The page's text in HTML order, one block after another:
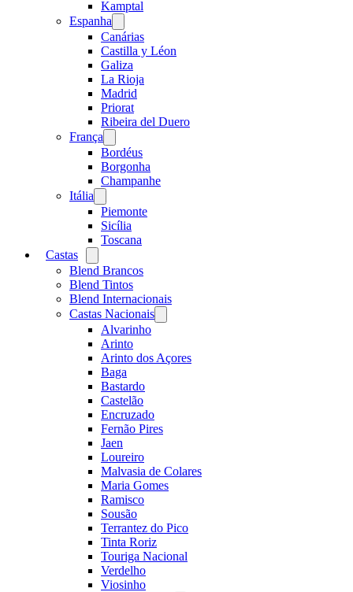
Kamptal
Espanha
menu
Canárias
Castilla y Léon
Galiza
La Rioja
Madrid
Priorat
Ribeira del Duero
França
menu
Bordéus
Borgonha
Champanhe
Itália
menu
Piemonte
Sicília
Toscana
Castas
menu
Blend Brancos
Blend Tintos
Blend Internacionais
Castas Nacionais
menu
Alvarinho
Arinto
Arinto dos Açores
Baga
Bastardo
Castelão
Encruzado
Fernão Pires
Jaen
Loureiro
Malvasia de Colares
Maria Gomes
Ramisco
Sousão
Terrantez do Pico
Tinta Roriz
Touriga Nacional
Verdelho
Viosinho